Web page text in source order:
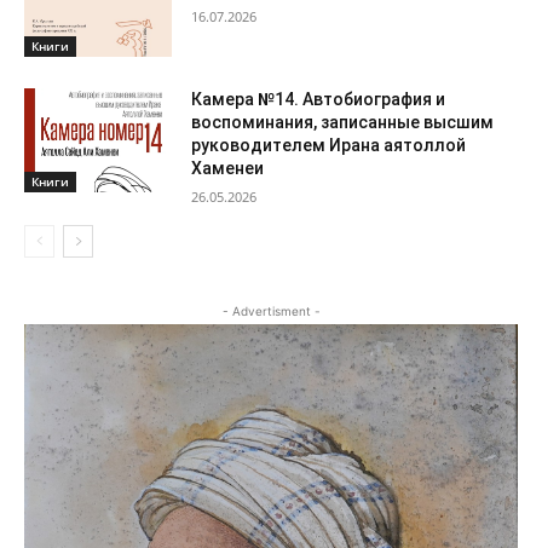
Книги
16.07.2026
Книги
Камера №14. Автобиография и
воспоминания, записанные высшим
руководителем Ирана аятоллой
Хаменеи
26.05.2026
- Advertisment -